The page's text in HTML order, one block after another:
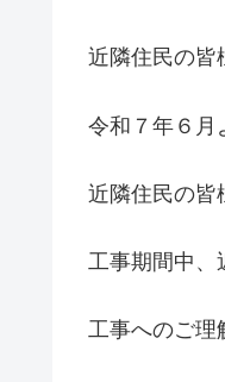
近隣住民の皆
令和７年６月
近隣住民の皆
工事期間中、
工事へのご理